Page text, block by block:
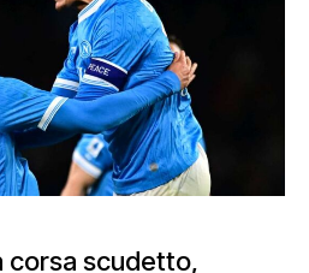
corsa scudetto,